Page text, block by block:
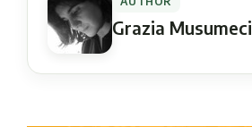
Grazia Musumeci